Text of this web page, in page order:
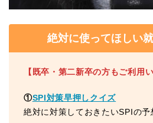
絶対に使ってほしい
【既卒・第二新卒の方もご利用
①SPI対策早押しクイズ
絶対に対策しておきたいSPIの予